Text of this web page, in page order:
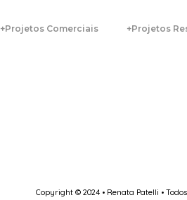
+Projetos Comerciais +Projetos
Copyright © 2024 • Renata Patelli •